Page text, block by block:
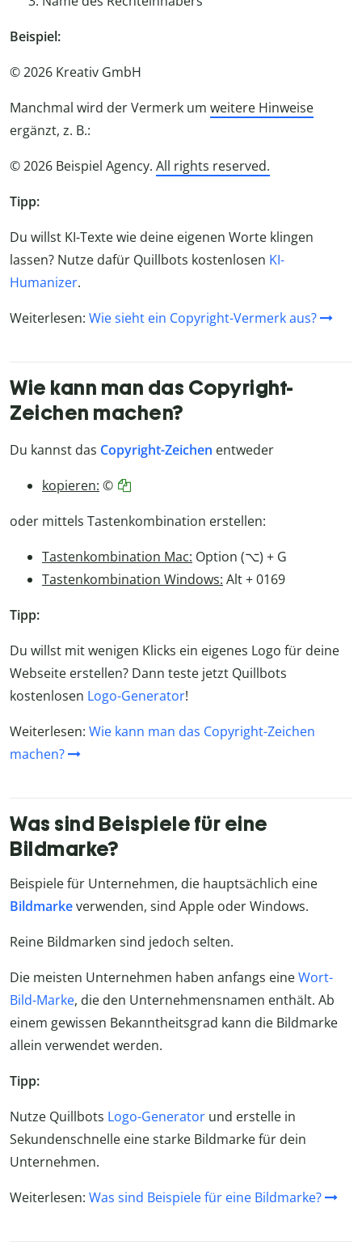
Beispiel:
© 2026 Kreativ GmbH
Manchmal wird der Vermerk um weitere Hinweise
ergänzt, z. B.:
© 2026 Beispiel Agency. All rights reserved.
Tipp:
Du willst KI-Texte wie deine eigenen Worte klingen
lassen? Nutze dafür Quillbots kostenlosen KI-
Humanizer.
Weiterlesen: Wie sieht ein Copyright-Vermerk aus?
Wie kann man das Copyright-
Zeichen machen?
Du kannst das Copyright-Zeichen entweder
kopieren: ©
oder mittels Tastenkombination erstellen:
Tastenkombination Mac: Option (⌥) + G
Tastenkombination Windows: Alt + 0169
Tipp:
Du willst mit wenigen Klicks ein eigenes Logo für deine
Webseite erstellen? Dann teste jetzt Quillbots
kostenlosen Logo-Generator!
Weiterlesen: Wie kann man das Copyright-Zeichen
machen?
Was sind Beispiele für eine
Bildmarke?
Beispiele für Unternehmen, die hauptsächlich eine
Bildmarkeverwenden, sind Apple oder Windows.
Reine Bildmarken sind jedoch selten.
Die meisten Unternehmen haben anfangs eineWort-
Bild-Marke, die den Unternehmensnamen enthält. Ab
einem gewissen Bekanntheitsgrad kann die Bildmarke
allein verwendet werden.
Tipp:
Nutze Quillbots Logo-Generator und erstelle in
Sekundenschnelle eine starke Bildmarke für dein
Unternehmen.
Weiterlesen: Was sind Beispiele für eine Bildmarke?